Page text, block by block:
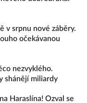
v srpnu nové záběry.
očekávanou
nezvyklého.
shánějí miliardy
Haraslína! Ozval se